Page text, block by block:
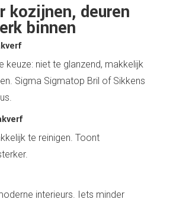
kozijnen, deuren
binnen
keuze: niet te glanzend, makkelijk
Sigma Sigmatop Bril of Sikkens
te reinigen. Toont
interieurs. Iets minder